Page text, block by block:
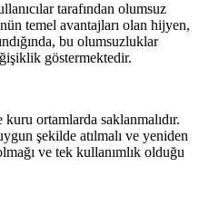
tarafından olumsuz
temel avantajları olan hijyen,
bu olumsuzluklar
göstermektedir.
ortamlarda saklanmalıdır.
şekilde atılmalı ve yeniden
ve tek kullanımlık olduğu